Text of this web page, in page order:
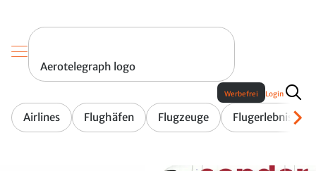
Aerotelegraph logo
Airlines Flughäfen Flugzeuge Flugerlebnis
Werbefrei Login